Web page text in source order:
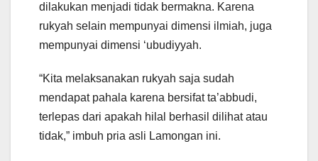
dilakukan menjadi tidak bermakna. Karena
rukyah selain mempunyai dimensi ilmiah, juga
mempunyai dimensi ‘ubudiyyah.
“Kita melaksanakan rukyah saja sudah
mendapat pahala karena bersifat ta’abbudi,
terlepas dari apakah hilal berhasil dilihat atau
tidak,” imbuh pria asli Lamongan ini.